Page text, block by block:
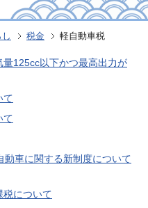
し 税金 軽自動車税
125cc以下かつ最高出力が
て
て
車に関する新制度について
税について